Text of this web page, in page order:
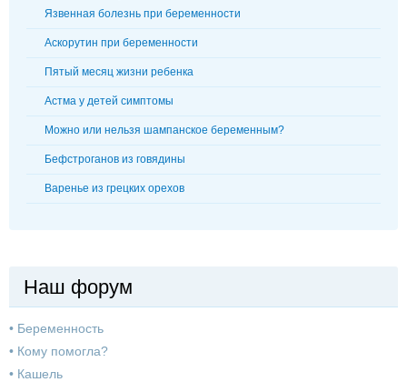
Язвенная болезнь при беременности
Аскорутин при беременности
Пятый месяц жизни ребенка
Астма у детей симптомы
Можно или нельзя шампанское беременным?
Бефстроганов из говядины
Варенье из грецких орехов
Наш форум
• Беременность
• Кому помогла?
• Кашель